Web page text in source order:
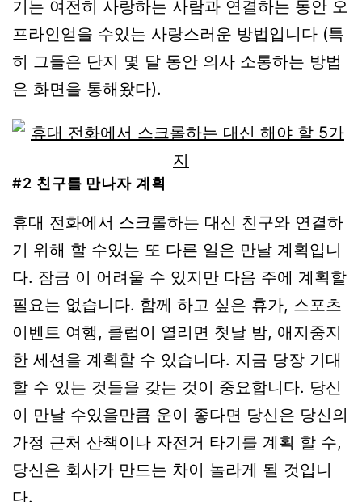
기는 여전히 사랑하는 사람과 연결하는 동안 오
프라인얻을 수있는 사랑스러운 방법입니다 (특
히 그들은 단지 몇 달 동안 의사 소통하는 방법
은 화면을 통해왔다).
#2 친구를 만나자 계획
휴대 전화에서 스크롤하는 대신 친구와 연결하
기 위해 할 수있는 또 다른 일은 만날 계획입니
다. 잠금 이 어려울 수 있지만 다음 주에 계획할
필요는 없습니다. 함께 하고 싶은 휴가, 스포츠
이벤트 여행, 클럽이 열리면 첫날 밤, 애지중지
한 세션을 계획할 수 있습니다. 지금 당장 기대
할 수 있는 것들을 갖는 것이 중요합니다. 당신
이 만날 수있을만큼 운이 좋다면 당신은 당신의
가정 근처 산책이나 자전거 타기를 계획 할 수,
당신은 회사가 만드는 차이 놀라게 될 것입니
다.